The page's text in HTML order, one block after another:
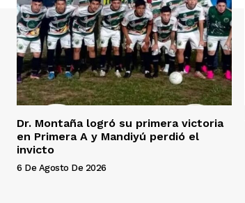
Dr. Montaña logró su primera victoria
en Primera A y Mandiyú perdió el
invicto
6 De Agosto De 2026